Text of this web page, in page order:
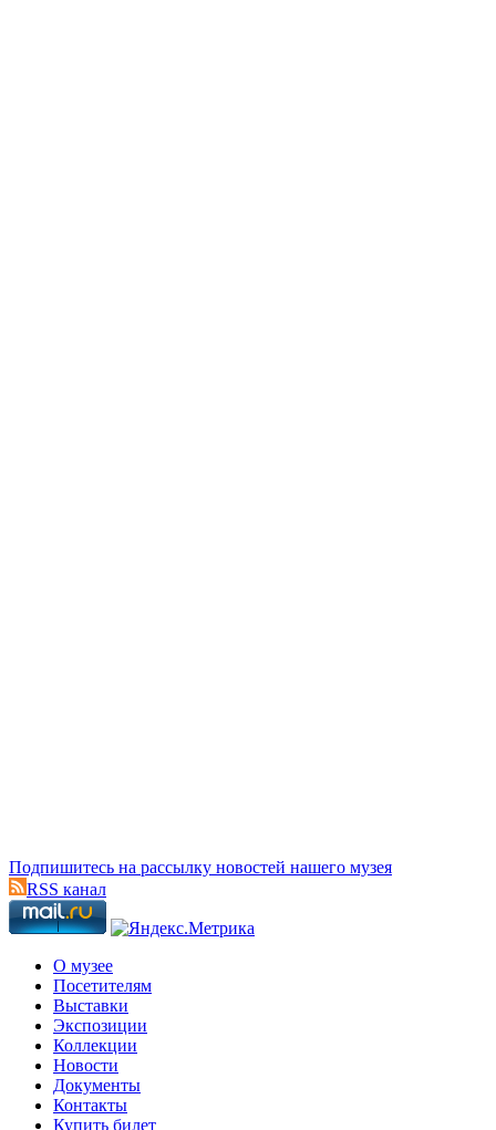
Подпишитесь на рассылку новостей нашего музея
RSS канал
О музее
Посетителям
Выставки
Экспозиции
Коллекции
Новости
Документы
Контакты
Купить билет